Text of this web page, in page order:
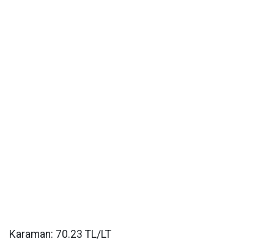
Karaman: 70.23 TL/LT